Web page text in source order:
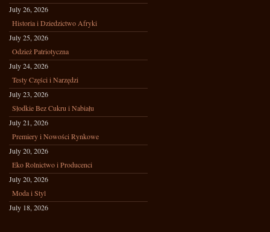
July 26, 2026
Historia i Dziedzictwo Afryki
July 25, 2026
Odzież Patriotyczna
July 24, 2026
Testy Części i Narzędzi
July 23, 2026
Słodkie Bez Cukru i Nabiału
July 21, 2026
Premiery i Nowości Rynkowe
July 20, 2026
Eko Rolnictwo i Producenci
July 20, 2026
Moda i Styl
July 18, 2026